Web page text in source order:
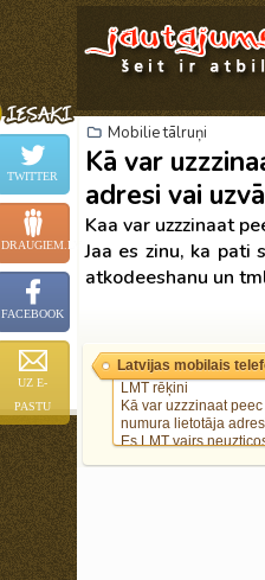
Mobilie tālruņi
Kā var
adresi vai
Kaa var uzzzinaat
Jaa es zinu, ka pati
atkodeeshanu un
LMT rēķini
Kā var uzzzinaat
numura lietotāja
Es LMT vairs
Latvijas mobilais
TWITTER
DRAUGIEM.LV
FACEBOOK
UZ E-
PASTU